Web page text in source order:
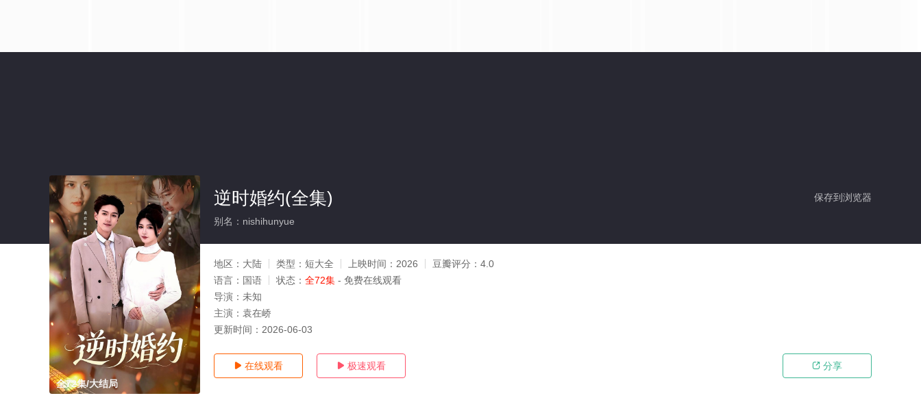
全72集/大结局
保存到浏览器
逆时婚约(全集)
别名：nishihunyue
地区： 大陆 类型： 短大全 上映时间： 2026 豆瓣评分： 4.0
语言： 国语 状态： 全72集 - 免费在线观看
导演： 未知
主演： 袁在峤
更新时间： 2026-06-03
 在线观看  极速观看  分享